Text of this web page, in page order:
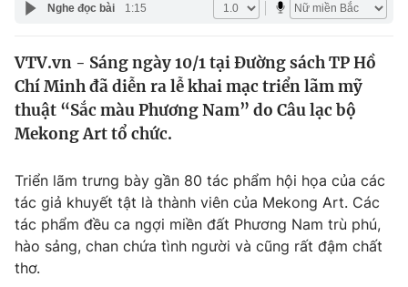
Tin tức
Thế giới đó đây
Câu chuyện quốc tế
Kinh tế
Tài chính
Góc doanh nghiệp
Dữ liệu và đời sống
Truyền hình
Phim VTV
Hậu trường
Giải trí
Nghe đọc bài 1:15
VTV.vn - Sáng ngày 10/1 tại Đường sách TP Hồ
Chí Minh đã diễn ra lễ khai mạc triển lãm mỹ
thuật “Sắc màu Phương Nam” do Câu lạc bộ
Mekong Art tổ chức.
Triển lãm trưng bày gần 80 tác phẩm hội họa của các
tác giả khuyết tật là thành viên của Mekong Art. Các
tác phẩm đều ca ngợi miền đất Phương Nam trù phú,
hào sảng, chan chứa tình người và cũng rất đậm chất
thơ.